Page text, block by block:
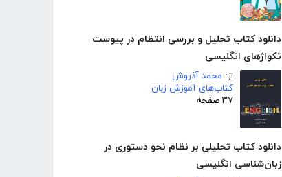
دانلود کتاب تحلیل و بررسی انتظام در پیوست
تکواژهای انگلیسی
از: محمد آذروش
کتاب‌های آموزش زبان
۳۷ صفحه
دانلود کتاب تحلیلی بر نظام نحو دستوری در
زبان‌شناسی انگلیسی